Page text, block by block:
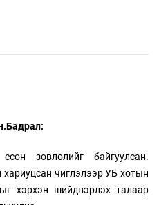
зөвлөлийг байгуулсан.
чиглэлээр УБ хотын
хэрхэн шийдвэрлэх талаар